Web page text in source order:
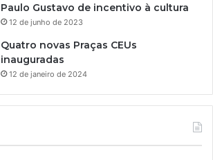
Paulo Gustavo de incentivo à cultura
12 de junho de 2023
Quatro novas Praças CEUs
inauguradas
12 de janeiro de 2024